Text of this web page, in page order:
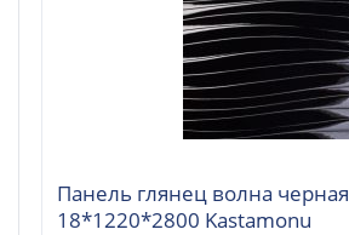
Панель глянец волна черная Р233/665
18*1220*2800 Kastamonu